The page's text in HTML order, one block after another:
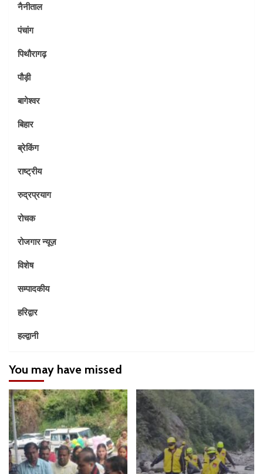
नैनीताल
पंचांग
पिथौरागढ़
पौड़ी
बागेश्वर
बिहार
ब्रेकिंग
राष्ट्रीय
रुद्रप्रयाग
रोचक
रोजगार न्यूज़
विशेष
सम्पादकीय
हरिद्वार
हल्द्वानी
You may have missed